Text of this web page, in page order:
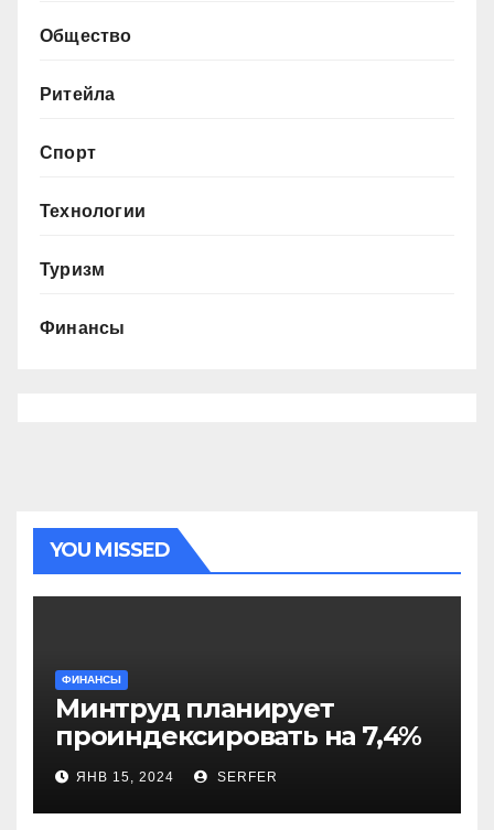
Общество
Ритейла
Спорт
Технологии
Туризм
Финансы
YOU MISSED
ФИНАНСЫ
Минтруд планирует
проиндексировать на 7,4%
более 40 выплат и
компенсаций
ЯНВ 15, 2024 SERFER